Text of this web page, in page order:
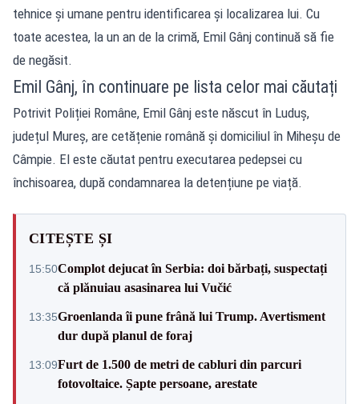
tehnice și umane pentru identificarea și localizarea lui. Cu
toate acestea, la un an de la crimă, Emil Gânj continuă să fie
de negăsit.
Emil Gânj, în continuare pe lista celor mai căutați
Potrivit Poliției Române, Emil Gânj este născut în Luduș,
județul Mureș, are cetățenie română și domiciliul în Miheșu de
Câmpie. El este căutat pentru executarea pedepsei cu
închisoarea, după condamnarea la detențiune pe viață.
CITEȘTE ȘI
15:50Complot dejucat în Serbia: doi bărbați, suspectați
că plănuiau asasinarea lui Vučić
13:35Groenlanda îi pune frână lui Trump. Avertisment
dur după planul de foraj
13:09Furt de 1.500 de metri de cabluri din parcuri
fotovoltaice. Șapte persoane, arestate